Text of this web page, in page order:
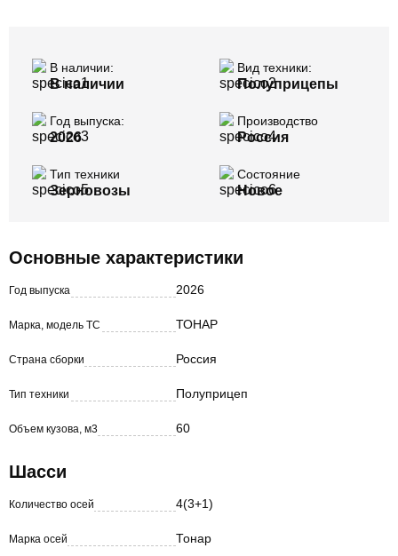
В наличии:
В наличии
Вид техники:
Полуприцепы
Год выпуска:
2026
Производство
Россия
Тип техники
Зерновозы
Состояние
Новое
Основные характеристики
Год выпуска 2026
Марка, модель ТС ТОНАР
Страна сборки Россия
Тип техники Полуприцеп
Объем кузова, м3 60
Шасси
Количество осей 4(3+1)
Марка осей Тонар